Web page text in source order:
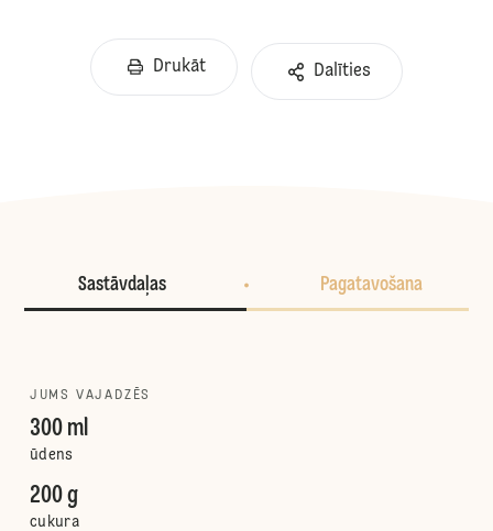
Drukāt Dalīties
Sastāvdaļas Pagatavošana
JUMS VAJADZĒS
300 ml
ūdens
200 g
cukura